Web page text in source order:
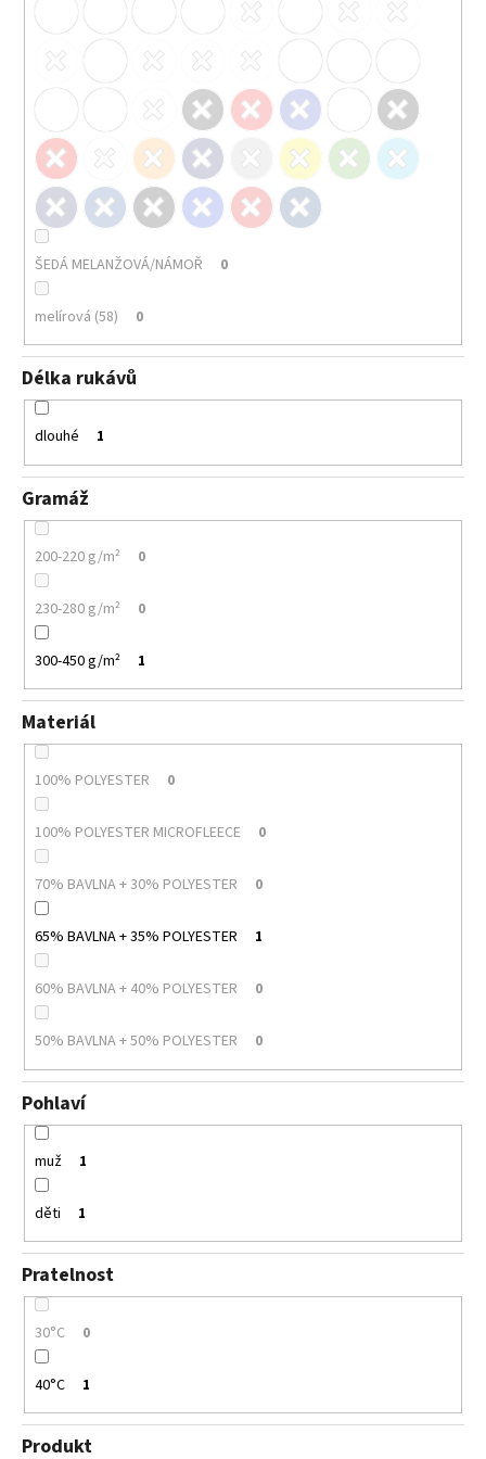
ŠEDÁ MELANŽOVÁ/NÁMOŘ 0
melírová (58) 0
Délka rukávů
dlouhé 1
Gramáž
200-220 g/m² 0
230-280 g/m² 0
300-450 g/m² 1
Materiál
100% POLYESTER 0
100% POLYESTER MICROFLEECE 0
70% BAVLNA + 30% POLYESTER 0
65% BAVLNA + 35% POLYESTER 1
60% BAVLNA + 40% POLYESTER 0
50% BAVLNA + 50% POLYESTER 0
Pohlaví
muž 1
děti 1
Pratelnost
30°C 0
40°C 1
Produkt